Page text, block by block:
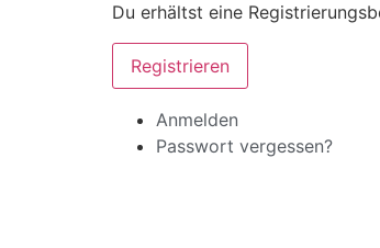
Du erhältst eine
Registrieren
Anmelden
Passwort vergessen?